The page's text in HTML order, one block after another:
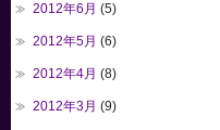
2012年6月 (5)
2012年5月 (6)
2012年4月 (8)
2012年3月 (9)